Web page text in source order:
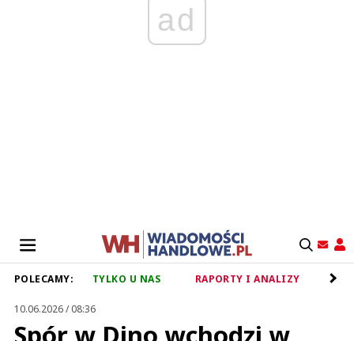
ad
POLECAMY: TYLKO U NAS RAPORTY I ANALIZY
10.06.2026 / 08:36